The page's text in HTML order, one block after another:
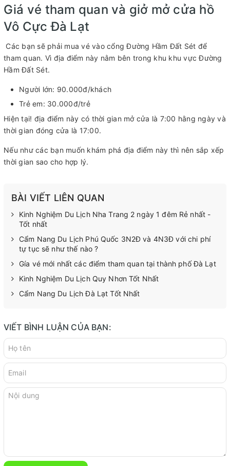
Giá vé tham quan và giở mở cửa hồ
Vô Cực Đà Lạt
Các bạn sẽ phải mua vé vào cổng Đường Hầm Đất Sét để
tham quan. Vì địa điểm này nằm bên trong khu khu vực Đường
Hầm Đất Sét.
Người lớn: 90.000đ/khách
Trẻ em: 30.000đ/trẻ
Hiện tại! địa điểm này có thời gian mở cửa là 7:00 hằng ngày và
thời gian đóng cửa là 17:00.
Nếu như các bạn muốn khám phá địa điểm này thì nên sắp xếp
thời gian sao cho hợp lý.
BÀI VIẾT LIÊN QUAN
Kinh Nghiệm Du Lịch Nha Trang 2 ngày 1 đêm Rẻ nhất -
Tốt nhất
Cẩm Nang Du Lịch Phú Quốc 3N2Đ và 4N3Đ với chi phí
tự tục sẽ như thế nào ?
Gía vé mới nhất các điểm tham quan tại thành phố Đà Lạt
Kinh Nghiệm Du Lịch Quy Nhơn Tốt Nhất
Cẩm Nang Du Lịch Đà Lạt Tốt Nhất
VIẾT BÌNH LUẬN CỦA BẠN: